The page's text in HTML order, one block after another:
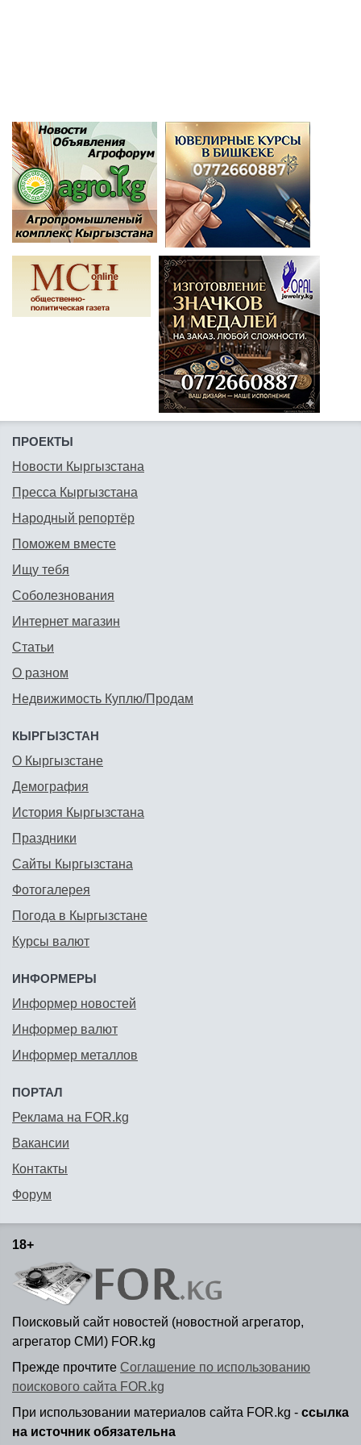
ПРОЕКТЫ
Новости Кыргызстана
Пресса Кыргызстана
Народный репортёр
Поможем вместе
Ищу тебя
Соболезнования
Интернет магазин
Статьи
О разном
Недвижимость Куплю/Продам
КЫРГЫЗСТАН
О Кыргызстане
Демография
История Кыргызстана
Праздники
Сайты Кыргызстана
Фотогалерея
Погода в Кыргызстане
Курсы валют
ИНФОРМЕРЫ
Информер новостей
Информер валют
Информер металлов
ПОРТАЛ
Реклама на FOR.kg
Вакансии
Контакты
Форум
18+
Поисковый сайт новостей (новостной агрегатор,
агрегатор СМИ) FOR.kg
Прежде прочтите Соглашение по использованию
поискового сайта FOR.kg
При использовании материалов сайта FOR.kg - ссылка
на источник обязательна